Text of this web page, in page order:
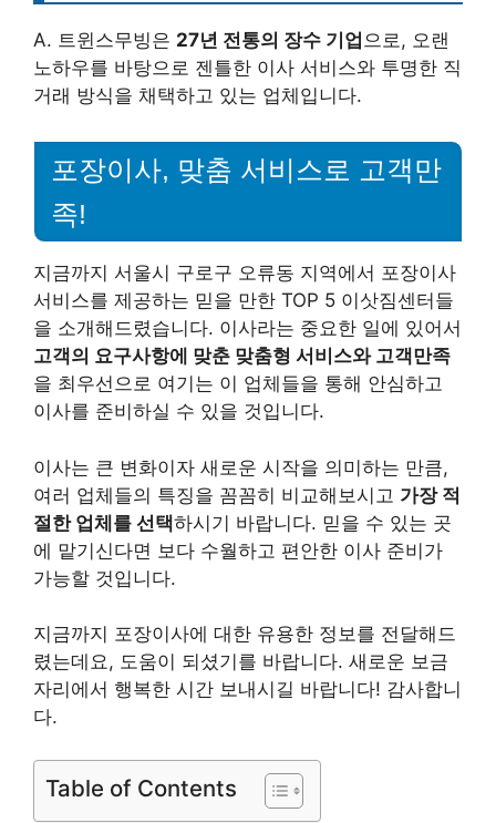
A. 트윈스무빙은 27년 전통의 장수 기업 으로, 오랜
노하우를 바탕으로 젠틀한 이사 서비스와 투명한 직
거래 방식을 채택하고 있는 업체입니다.
포장이사, 맞춤 서비스로 고객만
족!
지금까지 서울시 구로구 오류동 지역에서 포장이사
서비스를 제공하는 믿을 만한 TOP 5 이삿짐센터들
을 소개해드렸습니다. 이사라는 중요한 일에 있어서
고객의 요구사항에 맞춘 맞춤형 서비스와 고객만족
을 최우선으로 여기는 이 업체들을 통해 안심하고
이사를 준비하실 수 있을 것입니다.
이사는 큰 변화이자 새로운 시작을 의미하는 만큼,
여러 업체들의 특징을 꼼꼼히 비교해보시고 가장 적
절한 업체를 선택하시기 바랍니다. 믿을 수 있는 곳
에 맡기신다면 보다 수월하고 편안한 이사 준비가
가능할 것입니다.
지금까지 포장이사에 대한 유용한 정보를 전달해드
렸는데요, 도움이 되셨기를 바랍니다. 새로운 보금
자리에서 행복한 시간 보내시길 바랍니다! 감사합니
다.
Table of Contents